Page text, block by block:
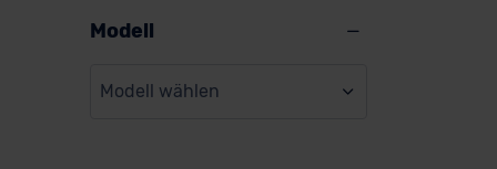
BMW
Modell
Modell wählen